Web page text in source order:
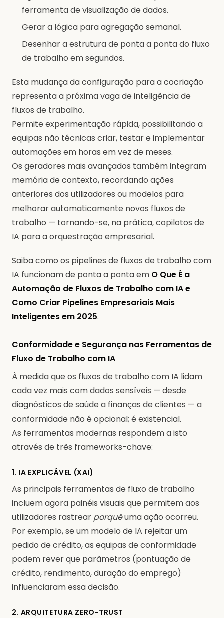
ferramenta de visualização de dados.
Gerar a lógica para agregação semanal.
Desenhar a estrutura de ponta a ponta do fluxo
de trabalho em segundos.
Esta mudança da configuração para a cocriação
representa a próxima vaga de inteligência de
fluxos de trabalho.
Permite experimentação rápida, possibilitando a
equipas não técnicas criar, testar e implementar
automações em horas em vez de meses.
Os geradores mais avançados também integram
memória de contexto, recordando ações
anteriores dos utilizadores ou modelos para
melhorar automaticamente novos fluxos de
trabalho — tornando-se, na prática, copilotos de
IA para a orquestração empresarial.
Saiba como os pipelines de fluxos de trabalho com
IA funcionam de ponta a ponta em O Que É a
Automação de Fluxos de Trabalho com IA e
Como Criar Pipelines Empresariais Mais
Inteligentes em 2025.
Conformidade e Segurança nas Ferramentas de
Fluxo de Trabalho com IA
À medida que os fluxos de trabalho com IA lidam
cada vez mais com dados sensíveis — desde
diagnósticos de saúde a finanças de clientes — a
conformidade não é opcional; é existencial.
As ferramentas modernas respondem a isto
através de três frameworks-chave:
1. IA EXPLICÁVEL (XAI)
As principais ferramentas de fluxo de trabalho
incluem agora painéis visuais que permitem aos
utilizadores rastrear porquêuma ação ocorreu.
Por exemplo, se um modelo de IA rejeitar um
pedido de crédito, as equipas de conformidade
podem rever que parâmetros (pontuação de
crédito, rendimento, duração do emprego)
influenciaram essa decisão.
2. ARQUITETURA ZERO-TRUST